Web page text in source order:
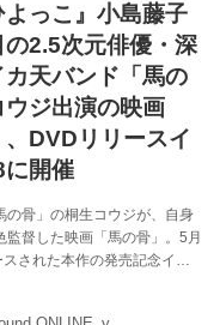
っこ』小島藤子
の2.5次元俳優・深
天バンド「馬の
ジ出演の映画
、DVDリリースイ
開催
の骨」の桐生コウジが、自身
監督した映画「馬の骨」。5月
された本作の発売記念イベ